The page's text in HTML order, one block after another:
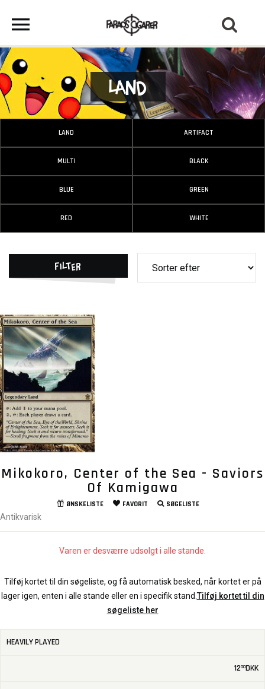
Land
LAND ARTIFACT
MULTI BLACK
BLUE GREEN
RED WHITE
Filter
Mikokoro, Center of the Sea - Saviors
Of Kamigawa
ØNSKELISTE FAVORIT SØGELISTE
Antikvarisk
Varen er desværre udsolgt i alle stande.
Tilføj kortet til din søgeliste, og få automatisk besked, når kortet er på
lager igen, enten i alle stande eller en i specifik stand.Tilføj kortet til din
søgeliste her
HEAVILY PLAYED
1200DKK